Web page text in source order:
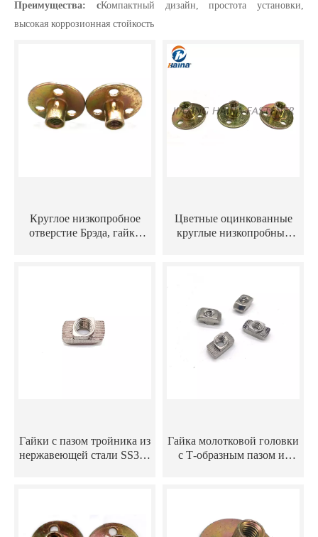
Преимущества: сКомпактный дизайн, простота установки,
высокая коррозионная стойкость
Круглое низкопробное
отверстие Брэда, гайки
Цветные оцинкованные
круглые низкопробные
Гайки с пазом тройника из
нержавеющей стали SS304
Гайка молотковой головки
с Т-образным пазом из